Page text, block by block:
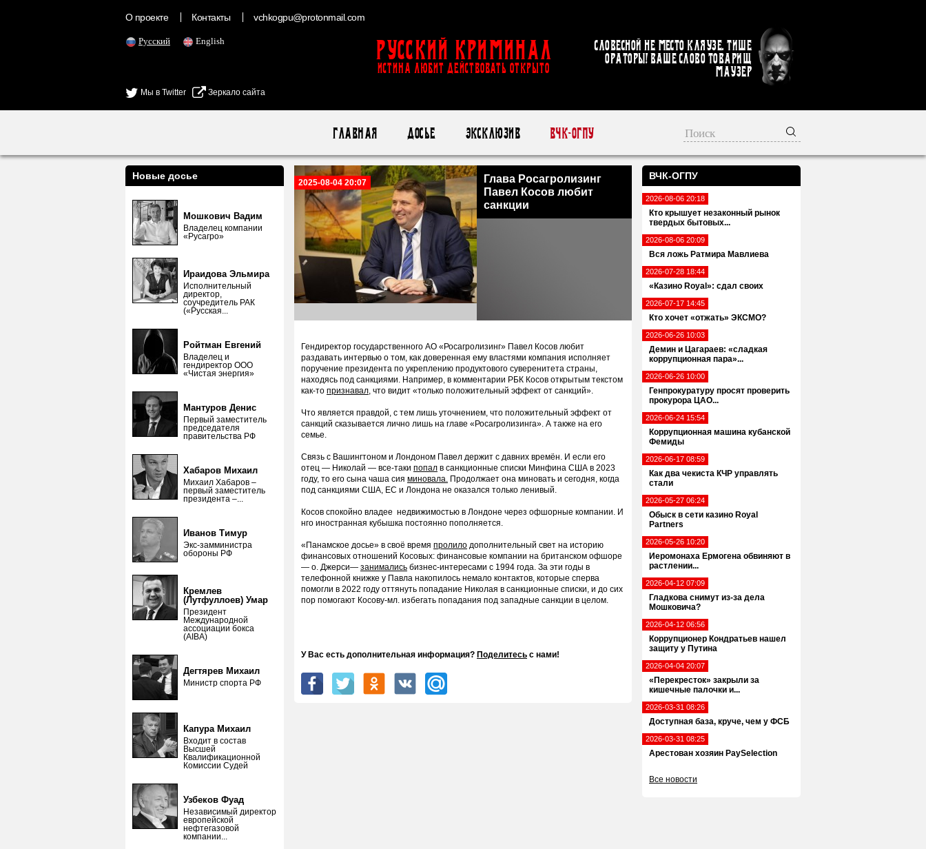
О проекте Контакты vchkogpu@protonmail.com
Русский English
Мы в Twitter Зеркало сайта
Русский Криминал
ИСТИНА ЛЮБИТ ДЕЙСТВОВАТЬ ОТКРЫТО
Словесной не место кляузе. Тише
ораторы! Ваше слово товарищ
Маузер
Главная Досье Эксклюзив ВЧК-ОГПУ
ВЧК-ОГПУ
2026-08-06 20:18
Кто крышует незаконный рынок
твердых бытовых...
2026-08-06 20:09
Вся ложь Ратмира Мавлиева
2026-07-28 18:44
«Казино Royal»: сдал своих
2026-07-17 14:45
Кто хочет «отжать» ЭКСМО?
2026-06-26 10:03
Демин и Цагараев: «сладкая
коррупционная пара»...
2026-06-26 10:00
Генпрокуратуру просят проверить
прокурора ЦАО...
2026-06-24 15:54
Коррупционная машина кубанской
Фемиды
2026-06-17 08:59
Как два чекиста КЧР управлять
стали
2026-05-27 06:24
Обыск в сети казино Royal
Partners
2026-05-26 10:20
Иеромонаха Ермогена обвиняют в
растлении...
2026-04-12 07:09
Гладкова снимут из-за дела
Мошковича?
2026-04-12 06:56
Коррупционер Кондратьев нашел
защиту у Путина
2026-04-04 20:07
«Перекресток» закрыли за
кишечные палочки и...
2026-03-31 08:26
Доступная база, круче, чем у ФСБ
2026-03-31 08:25
Арестован хозяин PaySelection
Все новости
Новые досье
Мошкович Вадим
Владелец компании
«Русагро»
Ираидова Эльмира
Исполнительный
директор,
соучредитель РАК
(«Русская...
Ройтман Евгений
Владелец и
гендиректор ООО
«Чистая энергия»
Мантуров Денис
Первый заместитель
председателя
правительства РФ
Хабаров Михаил
Михаил Хабаров –
первый заместитель
президента –...
Иванов Тимур
Экс-замминистра
обороны РФ
Кремлев
(Лутфуллоев) Умар
Президент
Международной
ассоциации бокса
(AIBA)
Дегтярев Михаил
Министр спорта РФ
Капура Михаил
Входит в состав
Высшей
Квалификационной
Комиссии Судей
Узбеков Фуад
Независимый директор
европейской
нефтегазовой
компании...
2025-08-04 20:07
Глава Росагролизинг
Павел Косов любит
санкции
Гендиректор государственного АО «Росагролизинг» Павел Косов любит
раздавать интервью о том, как доверенная ему властями компания исполняет
поручение президента по укреплению продуктового суверенитета страны,
находясь под санкциями. Например, в комментарии РБК Косов открытым текстом
как-то признавал, что видит «только положительный эффект от санкций».
Что является правдой, с тем лишь уточнением, что положительный эффект от
санкций сказывается лично лишь на главе «Росагролизинга». А также на его
семье.
Связь с Вашингтоном и Лондоном Павел держит с давних времён. И если его
отец — Николай — все-таки попал в санкционные списки Минфина США в 2023
году, то его сына чаша сия миновала. Продолжает она миновать и сегодня, когда
под санкциями США, ЕС и Лондона не оказался только ленивый.
Косов спокойно владее недвижимостью в Лондоне через офшорные компании. И
нго иностранная кубышка постоянно пополняется.
«Панамское досье» в своё время пролило дополнительный свет на историю
финансовых отношений Косовых: финансовые компании на британском офшоре
— о. Джерси— занимались бизнес-интересами с 1994 года. За эти годы в
телефонной книжке у Павла накопилось немало контактов, которые сперва
помогли в 2022 году оттянуть попадание Николая в санкционные списки, и до сих
пор помогают Косову-мл. избегать попадания под западные санкции в целом.
У Вас есть дополнительная информация? Поделитесь с нами!